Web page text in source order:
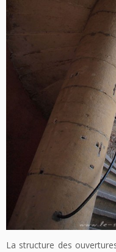
La structure des